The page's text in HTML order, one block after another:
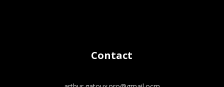
Contact